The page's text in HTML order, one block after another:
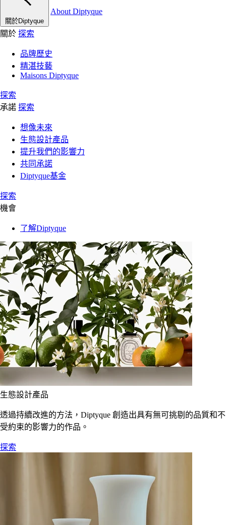
關於Diptyque
About Diptyque
關於 探索
品牌歷史
精湛技藝
Maisons Diptyque
探索
承諾 探索
想像未來
生態設計產品
提升我們的影響力
共同承諾
Diptyque基金
探索
機會
了解Diptyque
生態設計產品
透過持續改進的方法，Diptyque 創造出具有無可挑剔的品質和不
受約束的影響力的作品。
探索